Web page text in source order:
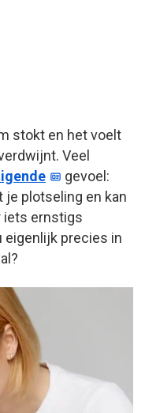
stokt en het voelt
Veel
gevoel:
je plotseling en kan
iets ernstigs
eigenlijk precies in